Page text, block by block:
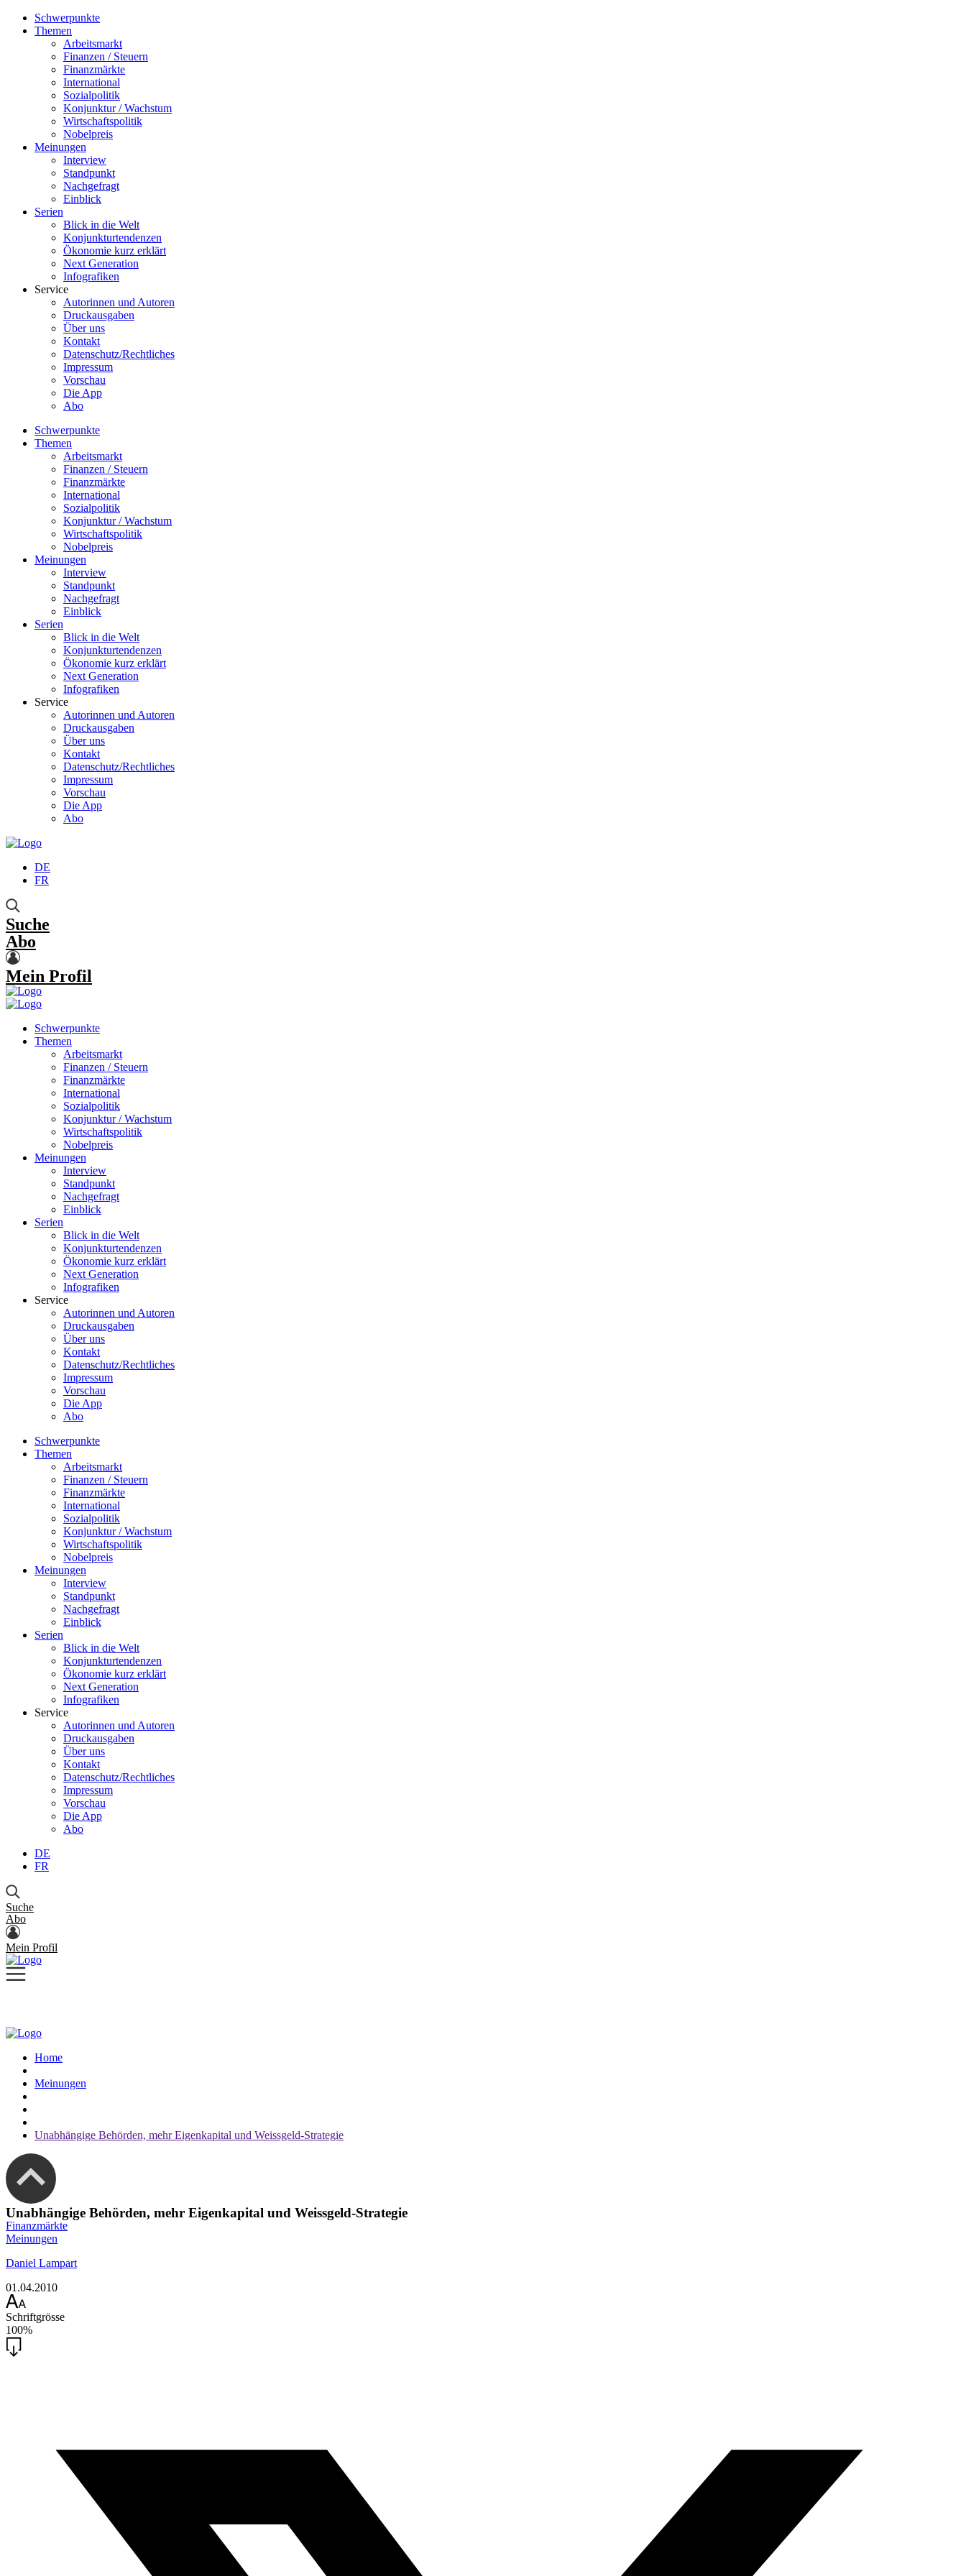
Schwerpunkte
Themen
Arbeitsmarkt
Finanzen / Steuern
Finanzmärkte
International
Sozialpolitik
Konjunktur / Wachstum
Wirtschaftspolitik
Nobelpreis
Meinungen
Interview
Standpunkt
Nachgefragt
Einblick
Serien
Blick in die Welt
Konjunkturtendenzen
Ökonomie kurz erklärt
Next Generation
Infografiken
Service
Autorinnen und Autoren
Druckausgaben
Über uns
Kontakt
Datenschutz/Rechtliches
Impressum
Vorschau
Die App
Abo
Schwerpunkte
Themen
Arbeitsmarkt
Finanzen / Steuern
Finanzmärkte
International
Sozialpolitik
Konjunktur / Wachstum
Wirtschaftspolitik
Nobelpreis
Meinungen
Interview
Standpunkt
Nachgefragt
Einblick
Serien
Blick in die Welt
Konjunkturtendenzen
Ökonomie kurz erklärt
Next Generation
Infografiken
Service
Autorinnen und Autoren
Druckausgaben
Über uns
Kontakt
Datenschutz/Rechtliches
Impressum
Vorschau
Die App
Abo
DE
FR
Suche
Abo
Mein Profil
Schwerpunkte
Themen
Arbeitsmarkt
Finanzen / Steuern
Finanzmärkte
International
Sozialpolitik
Konjunktur / Wachstum
Wirtschaftspolitik
Nobelpreis
Meinungen
Interview
Standpunkt
Nachgefragt
Einblick
Serien
Blick in die Welt
Konjunkturtendenzen
Ökonomie kurz erklärt
Next Generation
Infografiken
Service
Autorinnen und Autoren
Druckausgaben
Über uns
Kontakt
Datenschutz/Rechtliches
Impressum
Vorschau
Die App
Abo
Schwerpunkte
Themen
Arbeitsmarkt
Finanzen / Steuern
Finanzmärkte
International
Sozialpolitik
Konjunktur / Wachstum
Wirtschaftspolitik
Nobelpreis
Meinungen
Interview
Standpunkt
Nachgefragt
Einblick
Serien
Blick in die Welt
Konjunkturtendenzen
Ökonomie kurz erklärt
Next Generation
Infografiken
Service
Autorinnen und Autoren
Druckausgaben
Über uns
Kontakt
Datenschutz/Rechtliches
Impressum
Vorschau
Die App
Abo
DE
FR
Suche
Abo
Mein Profil
Home
Meinungen
Unabhängige Behörden, mehr Eigenkapital und Weissgeld-Strategie
Unabhängige Behörden, mehr Eigenkapital und Weissgeld-Strategie
Finanzmärkte
Meinungen
Daniel Lampart
01.04.2010
Schriftgrösse
100%